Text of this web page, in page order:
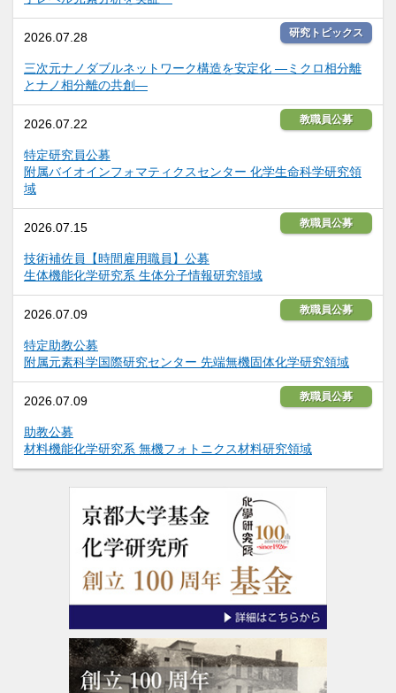
2026.07.28 研究トピックス
三次元ナノダブルネットワーク構造を安定化 ―ミクロ相分離
とナノ相分離の共創―
2026.07.22 教職員公募
特定研究員公募
附属バイオインフォマティクスセンター 化学生命科学研究領
域
2026.07.15 教職員公募
技術補佐員【時間雇用職員】公募
生体機能化学研究系 生体分子情報研究領域
2026.07.09 教職員公募
特定助教公募
附属元素科学国際研究センター 先端無機固体化学研究領域
2026.07.09 教職員公募
助教公募
材料機能化学研究系 無機フォトニクス材料研究領域